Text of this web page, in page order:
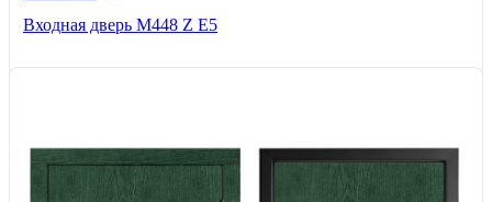
Входная дверь М448 Z Е5